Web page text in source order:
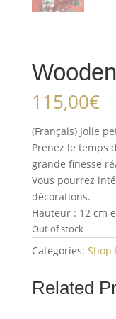
115,00€
(Français) Jolie
Prenez le temps
grande finesse
Vous pourrez
décorations.
Hauteur : 12 cm
Out of stock
Categories:Shop
Related